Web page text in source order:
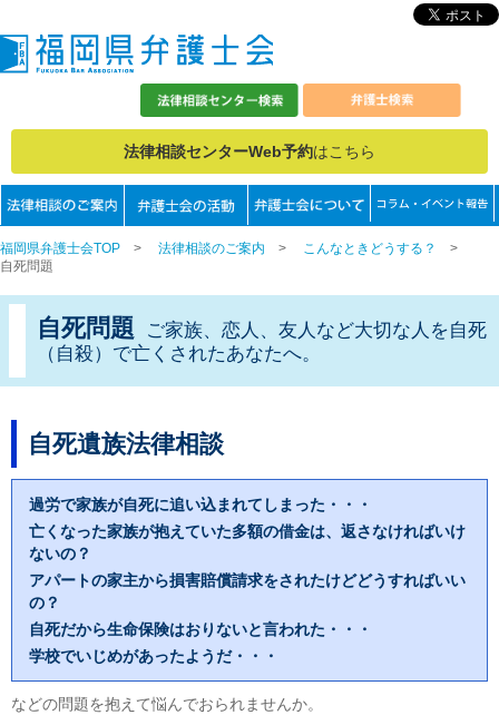
法律相談センターWeb予約はこちら
福岡県弁護士会TOP > 法律相談のご案内 > こんなときどうする？
>
自死問題
自死問題
ご家族、恋人、友人など大切な人を自死
（自殺）で亡くされたあなたへ。
自死遺族法律相談
過労で家族が自死に追い込まれてしまった・・・
亡くなった家族が抱えていた多額の借金は、返さなければいけ
ないの？
アパートの家主から損害賠償請求をされたけどどうすればいい
の？
自死だから生命保険はおりないと言われた・・・
学校でいじめがあったようだ・・・
などの問題を抱えて悩んでおられませんか。